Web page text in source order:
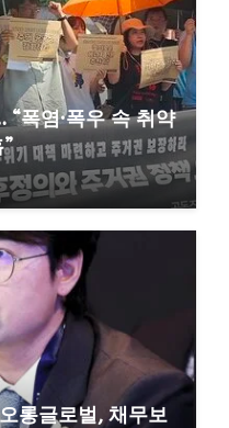
폭염·폭우 속 취약
롱글로벌, 채무보